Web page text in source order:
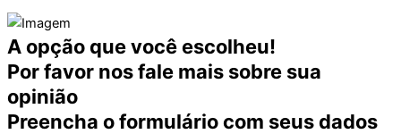
A opção que você escolheu!
Por favor nos fale mais sobre sua
opinião
Preencha o formulário com seus dados